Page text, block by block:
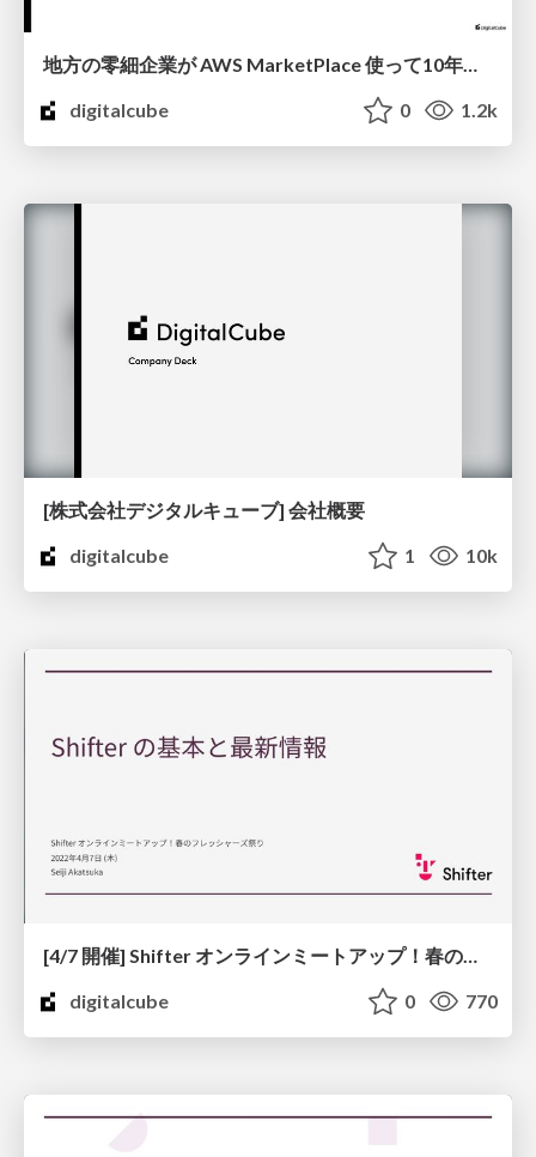
digitalcube
0 1.2k
[株式会社デジタルキューブ] 会社概要
digitalcube
1 10k
[4/7 開催] Shifter オンラインミートアップ！春のフレッシャーズ祭り
digitalcube
0 770